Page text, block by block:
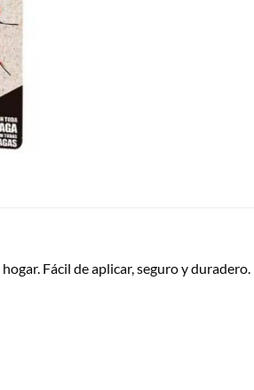
Fácil de aplicar, seguro y duradero.